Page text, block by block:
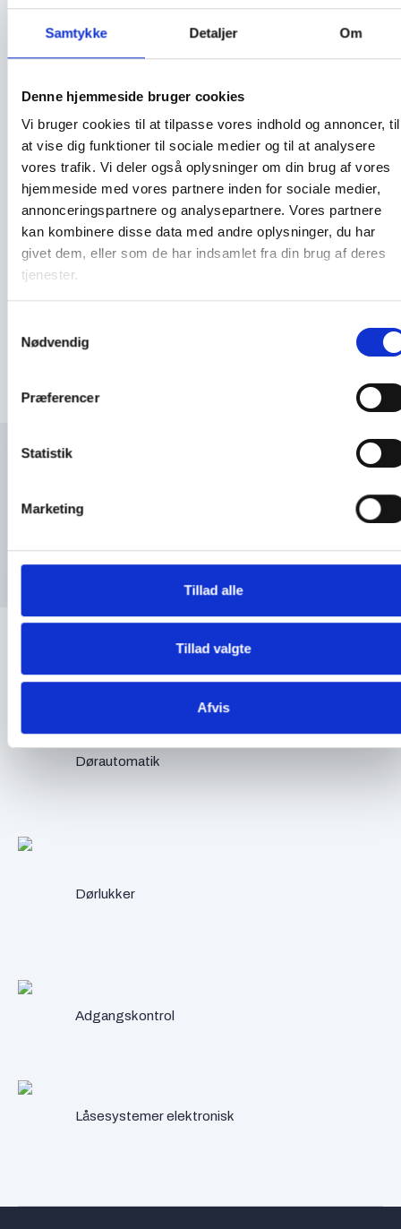
Samtykke Detaljer Om
Denne hjemmeside bruger cookies
Vi bruger cookies til at tilpasse vores indhold og annoncer, til
at vise dig funktioner til sociale medier og til at analysere
vores trafik. Vi deler også oplysninger om din brug af vores
hjemmeside med vores partnere inden for sociale medier,
annonceringspartnere og analysepartnere. Vores partnere
kan kombinere disse data med andre oplysninger, du har
givet dem, eller som de har indsamlet fra din brug af deres
tjenester.
Nødvendig
Præferencer
Statistik
Marketing
Tillad alle
Tillad valgte
Afvis
Brug for hjælp?
Vi kontakter dig inden for 24 timer
Navn
Service
Telefonnummer
Læs også
iLOQ låsesystem
Videoovervågning
Dørautomatik
Dørlukker
Adgangskontrol
Låsesystemer elektronisk